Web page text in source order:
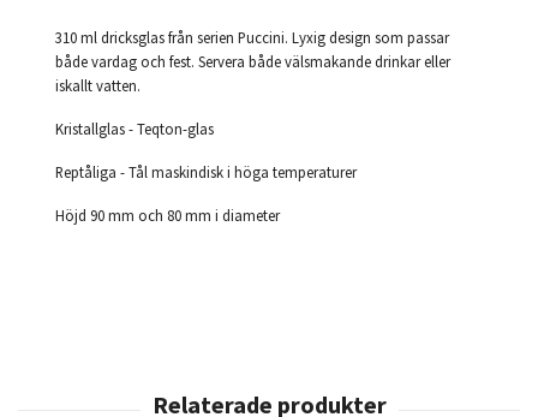
310 ml dricksglas från serien Puccini. Lyxig design som passar
både vardag och fest. Servera både välsmakande drinkar eller
iskallt vatten.
Kristallglas - Teqton-glas
Reptåliga - Tål maskindisk i höga temperaturer
Höjd 90 mm och 80 mm i diameter